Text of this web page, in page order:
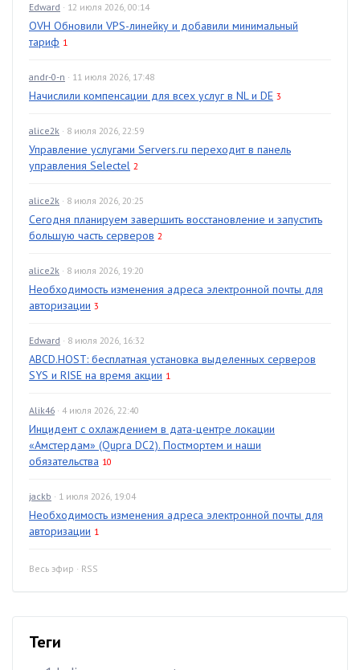
Edward · 12 июля 2026, 00:14
OVH Обновили VPS-линейку и добавили минимальный
тариф 1
andr-0-n · 11 июля 2026, 17:48
Начислили компенсации для всех услуг в NL и DE 3
alice2k · 8 июля 2026, 22:59
Управление услугами Servers.ru переходит в панель
управления Selectel 2
alice2k · 8 июля 2026, 20:25
Сегодня планируем завершить восстановление и запустить
большую часть серверов 2
alice2k · 8 июля 2026, 19:20
Необходимость изменения адреса электронной почты для
авторизации 3
Edward · 8 июля 2026, 16:32
ABCD.HOST: бесплатная установка выделенных серверов
SYS и RISE на время акции 1
Alik46 · 4 июля 2026, 22:40
Инцидент с охлаждением в дата-центре локации
«Амстердам» (Qupra DC2). Постмортем и наши
обязательства 10
jackb · 1 июля 2026, 19:04
Необходимость изменения адреса электронной почты для
авторизации 1
Весь эфир · RSS
Теги